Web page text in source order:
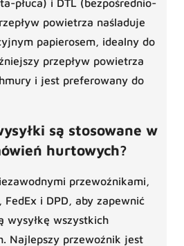
powietrza naśladuje
papierosem, idealny do
przepływ powietrza
i jest preferowany do
są stosowane w
hurtowych?
przewoźnikami,
i DPD, aby zapewnić
wysyłkę wszystkich
Najlepszy przewoźnik jest